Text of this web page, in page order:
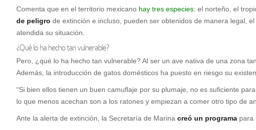
Comenta que en el territorio mexicano hay tres especies: el norteño, el
de peligro de extinción e incluso, pueden ser obtenidos de manera legal,
atendida su situación.
¿Qué lo ha hecho tan vulnerable?
Pero, ¿qué lo ha hecho tan vulnerable? Al ser un ave nativa de una zona
Además, la introducción de gatos domésticos ha puesto en riesgo su
“Si bien ellos tienen un buen camuflaje por su plumaje, no es suficiente
lo que menos acechan son a los ratones y empiezan a comer otro tipo de
Ante la alerta de extinción, la Secretaría de Marina creó un programa para